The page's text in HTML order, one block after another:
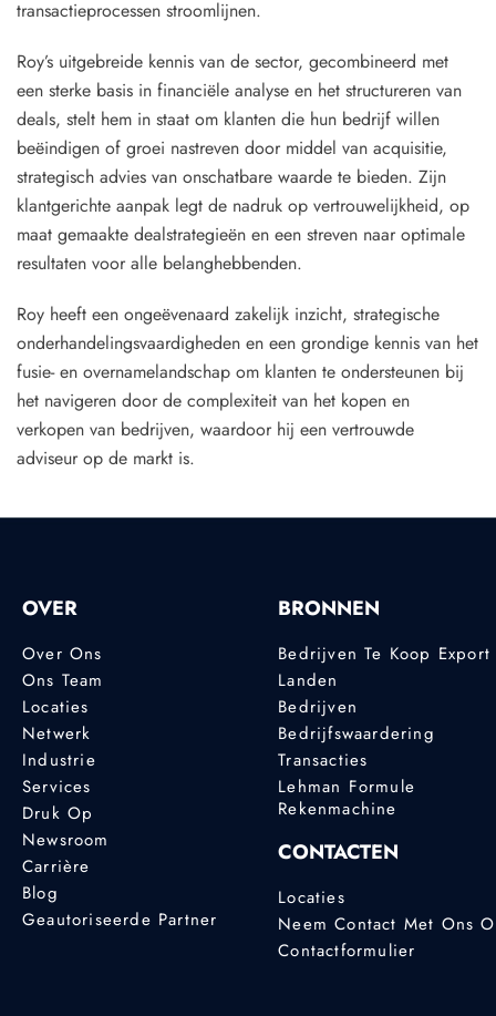
transactieprocessen stroomlijnen.
Roy’s uitgebreide kennis van de sector, gecombineerd met
een sterke basis in financiële analyse en het structureren van
deals, stelt hem in staat om klanten die hun bedrijf willen
beëindigen of groei nastreven door middel van acquisitie,
strategisch advies van onschatbare waarde te bieden. Zijn
klantgerichte aanpak legt de nadruk op vertrouwelijkheid, op
maat gemaakte dealstrategieën en een streven naar optimale
resultaten voor alle belanghebbenden.
Roy heeft een ongeëvenaard zakelijk inzicht, strategische
onderhandelingsvaardigheden en een grondige kennis van het
fusie- en overnamelandschap om klanten te ondersteunen bij
het navigeren door de complexiteit van het kopen en
verkopen van bedrijven, waardoor hij een vertrouwde
adviseur op de markt is.
OVER
Over Ons
Ons Team
Locaties
Netwerk
Industrie
Services
Druk Op
Newsroom
Carrière
Blog
Geautoriseerde Partner
BRONNEN
Bedrijven Te Koop Export
Landen
Bedrijven
Bedrijfswaardering
Transacties
Lehman Formule
Rekenmachine
CONTACTEN
Locaties
Neem Contact Met Ons
Contactformulier